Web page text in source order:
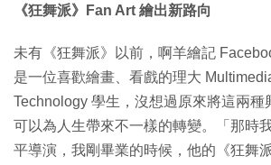
《狂舞派》Fan Art 繪出新路向
未有《狂舞派》以前，啊羊繪記
是一位喜歡繪畫、看戲的理大
Technology 學生，沒想過原來將這兩種
可以為人生帶來不一樣的轉變。「那時
平導演，我剛畢業的時候，他的《狂舞